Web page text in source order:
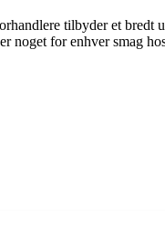
tilbyder et
noget for enhver smag